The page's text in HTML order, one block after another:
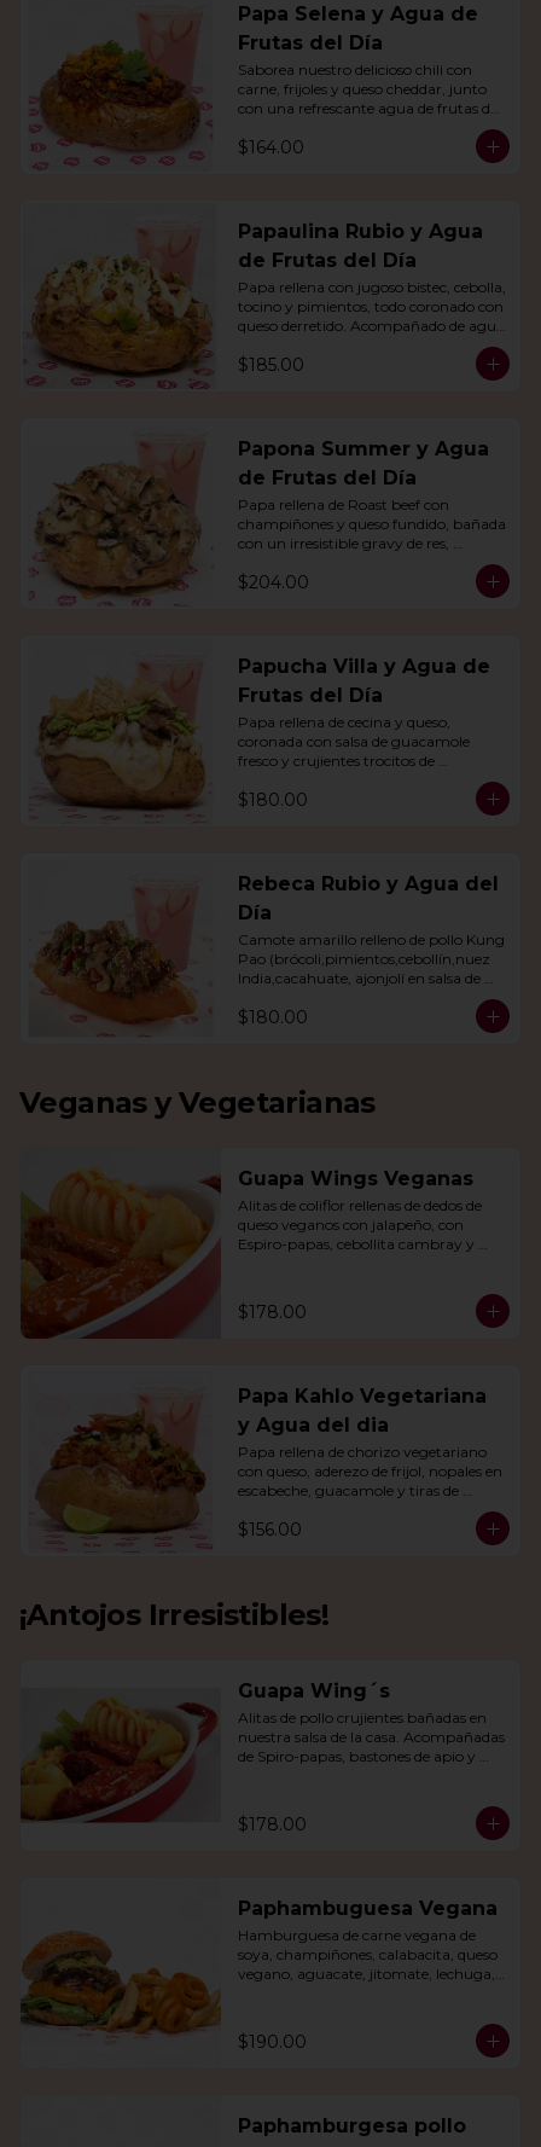
Papa Selena y Agua de
Frutas del Día
Saborea nuestro delicioso chili con
carne, frijoles y queso cheddar, junto
con una refrescante agua de frutas del
$164.00
Papaulina Rubio y Agua
de Frutas del Día
Papa rellena con jugoso bistec, cebolla,
tocino y pimientos, todo coronado con
queso derretido. Acompañado de agua
$185.00
Papona Summer y Agua
de Frutas del Día
Papa rellena de Roast beef con
champiñones y queso fundido, bañada
con un irresistible gravy de res,
$204.00
Papucha Villa y Agua de
Frutas del Día
Papa rellena de cecina y queso,
coronada con salsa de guacamole
fresco y crujientes trocitos de
agua del día.
$180.00
Rebeca Rubio y Agua del
Día
Camote amarillo relleno de pollo Kung
Pao (brócoli,pimientos,cebollín,nuez
India,cacahuate, ajonjolí en salsa de
$180.00
Veganas y Vegetarianas
Guapa Wings Veganas
Alitas de coliflor rellenas de dedos de
queso veganos con jalapeño, con
Espiro-papas, cebollita cambray y
$178.00
Papa Kahlo Vegetariana
y Agua del dia
Papa rellena de chorizo vegetariano
con queso, aderezo de frijol, nopales en
escabeche, guacamole y tiras de
$156.00
¡Antojos Irresistibles!
Guapa Wing´s
Alitas de pollo crujientes bañadas en
nuestra salsa de la casa. Acompañadas
de Spiro-papas, bastones de apio y
$178.00
Paphambuguesa Vegana
Hamburguesa de carne vegana de
soya, champiñones, calabacita, queso
vegano, aguacate, jitomate, lechuga,
$190.00
Paphamburgesa pollo